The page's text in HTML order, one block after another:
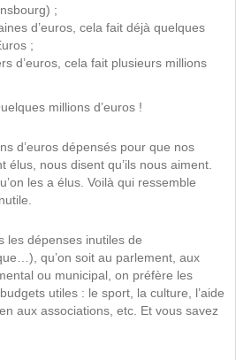
;
d’euros, cela fait déjà quelques
;
d’euros, cela fait plusieurs millions
millions d’euros !
d’euros dépensés pour que nos
élus, nous disent qu’ils nous aiment.
les a élus. Voilà qui ressemble
les dépenses inutiles de
qu’on soit au parlement, aux
ou municipal, on préfère les
utiles : le sport, la culture, l’aide
aux associations, etc. Et vous savez